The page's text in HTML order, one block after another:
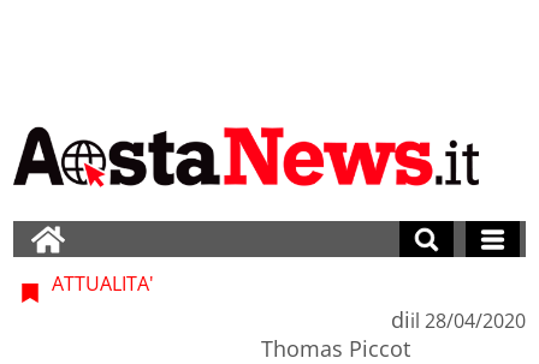
ATTUALITA'
di
Thomas Piccot
il 28/04/2020